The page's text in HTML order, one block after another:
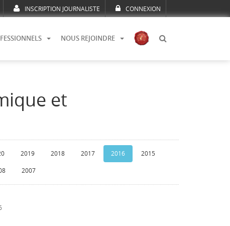
INSCRIPTION JOURNALISTE CONNEXION
NOUS REJOINDRE
et
2019 2018 2017 2016 2015
2007